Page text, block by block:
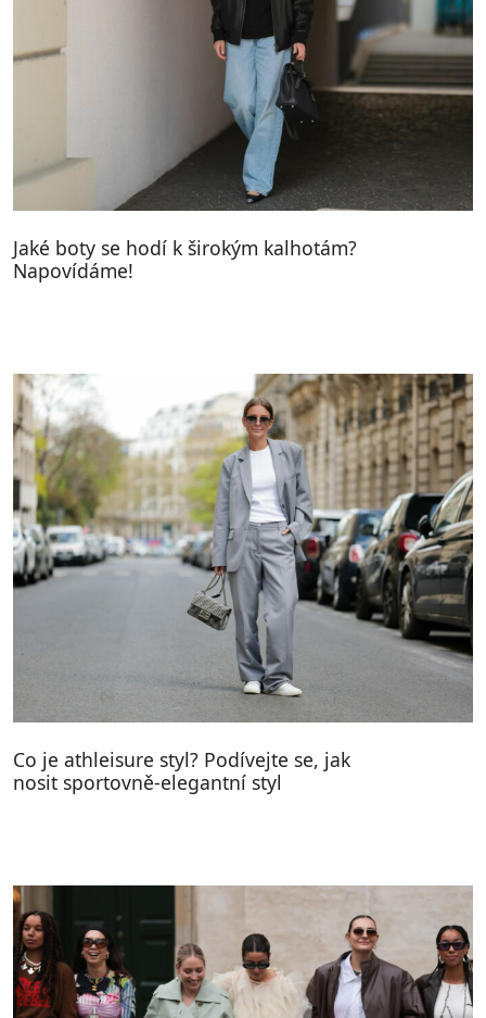
Jaké boty se hodí k širokým kalhotám?
Napovídáme!
Co je athleisure styl? Podívejte se, jak
nosit sportovně-elegantní styl